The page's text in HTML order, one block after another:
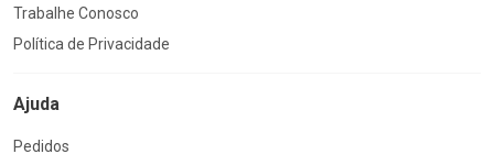
Trabalhe Conosco
Política de Privacidade
Ajuda
Pedidos